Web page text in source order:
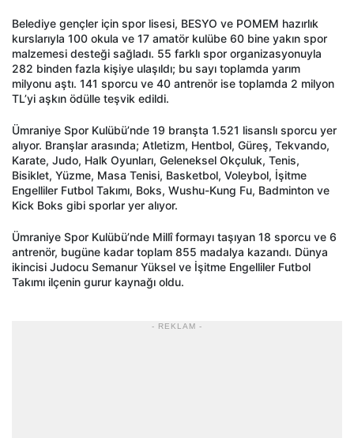
Belediye gençler için spor lisesi, BESYO ve POMEM hazırlık
kurslarıyla 100 okula ve 17 amatör kulübe 60 bine yakın spor
malzemesi desteği sağladı. 55 farklı spor organizasyonuyla
282 binden fazla kişiye ulaşıldı; bu sayı toplamda yarım
milyonu aştı. 141 sporcu ve 40 antrenör ise toplamda 2 milyon
TL’yi aşkın ödülle teşvik edildi.
Ümraniye Spor Kulübü’nde 19 branşta 1.521 lisanslı sporcu yer
alıyor. Branşlar arasında; Atletizm, Hentbol, Güreş, Tekvando,
Karate, Judo, Halk Oyunları, Geleneksel Okçuluk, Tenis,
Bisiklet, Yüzme, Masa Tenisi, Basketbol, Voleybol, İşitme
Engelliler Futbol Takımı, Boks, Wushu-Kung Fu, Badminton ve
Kick Boks gibi sporlar yer alıyor.
Ümraniye Spor Kulübü’nde Millî formayı taşıyan 18 sporcu ve 6
antrenör, bugüne kadar toplam 855 madalya kazandı. Dünya
ikincisi Judocu Semanur Yüksel ve İşitme Engelliler Futbol
Takımı ilçenin gurur kaynağı oldu.
- REKLAM -